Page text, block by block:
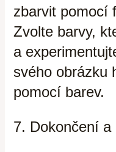
zbarvit pomocí
Zvolte barvy,
a
svého obrázku
pomocí barev.
7. Dokončení a